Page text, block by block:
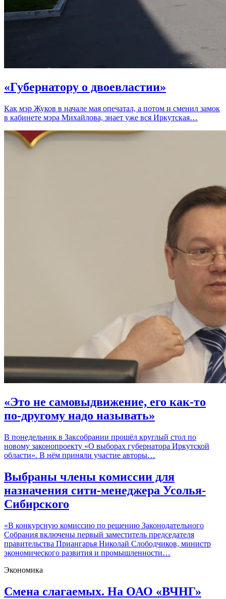
«Губернатору о двоевластии»
Как мэр Жуков в начале мая опечатал, а потом и сменил замок
в кабинете мэра Михайлова, знает уже вся Иркутская…
«Это не самовыдвижение, его как-то
по-другому надо называть»
В понедельник в Заксобрании прошёл круглый стол по
новому законопроекту «О выборах губернатора Иркутской
области». В нём приняли участие авторы…
Выбраны члены комиссии для
назначения сити-менеджера Усолья-
Сибирского
«В конкурсную комиссию по решению Законодательного
Собрания включены первый заместитель председателя
правительства Приангарья Николай Слободчиков, министр
экономического развития и промышленности…
Экономика
Смена слагаемых. На ОАО «ВЧНГ»